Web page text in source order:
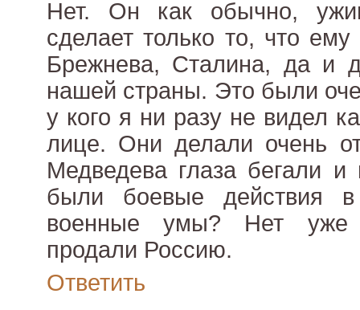
Нет. Он как обычно,
сделает только то, что
Брежнева, Сталина, да и
нашей страны. Это были
у кого я ни разу не видел
лице. Они делали очень
Медведева глаза бегали
были боевые действия
военные умы? Нет уже
продали Россию.
Ответить